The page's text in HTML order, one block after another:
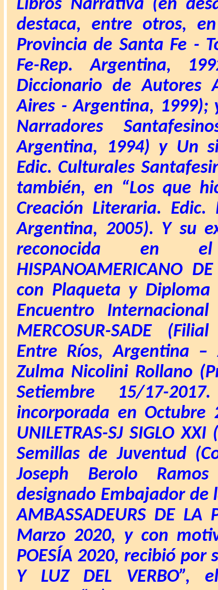
Libros Narrativa (en
destaca, entre otros,
Provincia de Santa Fe -
Fe-Rep. Argentina,
Diccionario de Autores
Aires - Argentina,
Narradores
Argentina, 1994) y Un
Edic. Culturales
también, en “Los que
Creación Literaria.
Argentina, 2005). Y su
reconocida
HISPANOAMERICANO
con Plaqueta y
Encuentro
MERCOSUR-SADE
Entre Ríos, Argentina –
Zulma Nicolini Rollano
Setiembre 15/17-
incorporada en
UNILETRAS-SJ SIGLO
Semillas de Juventud
Joseph Berolo
designado Embajador de
AMBASSADEURS DE
Marzo 2020, y con
POESÍA 2020, recibió por
Y LUZ DEL